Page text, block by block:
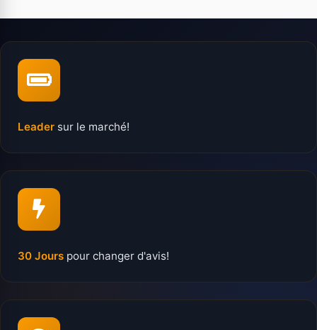
Leader sur le marché!
30 Jours pour changer d'avis!